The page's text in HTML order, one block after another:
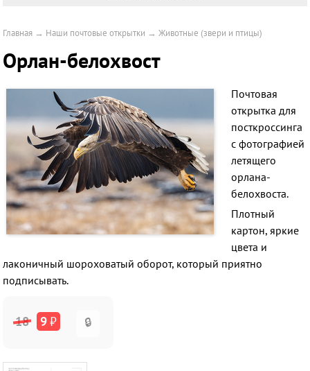
Главная → Наши почтовые открытки →Животные (звери и птицы)
Орлан-белохвост
Почтовая
открытка для
посткроссинга
c фотографией
летящего
орлана-
белохвоста.
Плотный
картон, яркие
цвета и
лаконичный шороховатый оборот, который приятно
подписывать.
18 9₽ 🔒